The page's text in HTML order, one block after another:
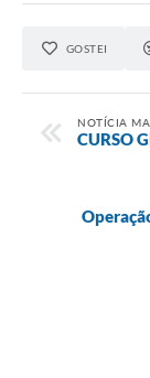
GOSTEI
NOTÍCIA
CURSO